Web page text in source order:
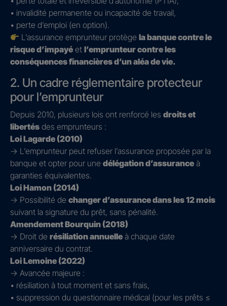
• invalidité permanente ou incapacité de travail,
• perte d’emploi (en option).
L’assurance emprunteur protègela banque contre le
risque d’impayé et l’emprunteur contre les
conséquences financières d’un aléa de vie.
2. Un cadre réglementaire protecteur
pour l’emprunteur
Depuis 2010, plusieurs lois ont renforcé les droits et
libertés des emprunteurs :
Loi Lagarde (2010)
→ L’emprunteur peut refuser l’assurance proposée par la
banque et opter pour une délégation d’assurance à
garanties équivalentes.
Loi Hamon (2014)
→ Possibilité de changer d’assurance dans les 12 mois
suivant la signature du prêt, sans pénalité.
Amendement Bourquin (2018)
→ Droit de résiliation annuelle à chaque date
anniversaire du contrat.
Loi Lemoine (2022)
→ Avancée majeure :
• résiliation à tout moment et sans frais,
• suppression du questionnaire médical (pour les prêts ≤